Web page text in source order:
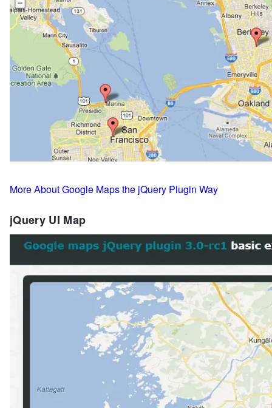
More About Google Maps the jQuery Plugin Way
jQuery UI Map